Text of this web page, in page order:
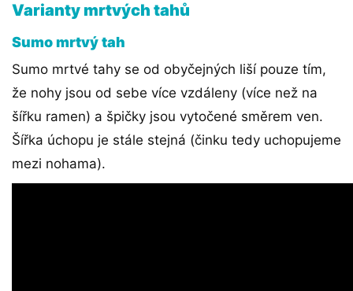
Varianty mrtvých tahů
Sumo mrtvý tah
Sumo mrtvé tahy se od obyčejných liší pouze tím,
že nohy jsou od sebe více vzdáleny (více než na
šířku ramen) a špičky jsou vytočené směrem ven.
Šířka úchopu je stále stejná (činku tedy uchopujeme
mezi nohama).